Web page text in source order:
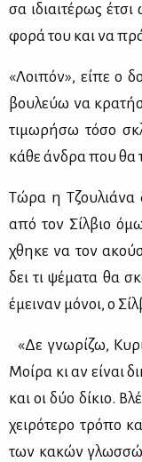
σα ιδιαι­τέ­ρως
φο­ρά του και να
«Λοι­πόν», εί­πε ο
βου­λεύω να
τι­μω­ρή­σω τό­σο
κά­θε άν­δρα που θα
Τώ­ρα η Τζου­λιά­να
από τον Σίλ­βιο
χθη­κε να τον
δει τι ψέ­μα­τα θα
έμει­ναν μό­νοι, ο
«Δε γνω­ρί­ζω,
Μοί­ρα κι αν εί­ναι
και οι δύο δί­κιο.
χει­ρό­τε­ρο τρό­πο
των κα­κών